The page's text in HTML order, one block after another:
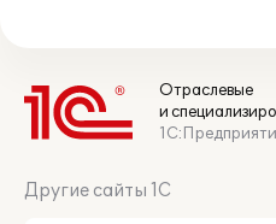
Отраслевые
и
Другие сайты 1С